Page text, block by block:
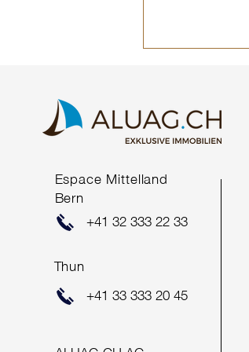
Espace Mittelland
Bern
+41 32 333 22 33
Thun
+41 33 333 20 45